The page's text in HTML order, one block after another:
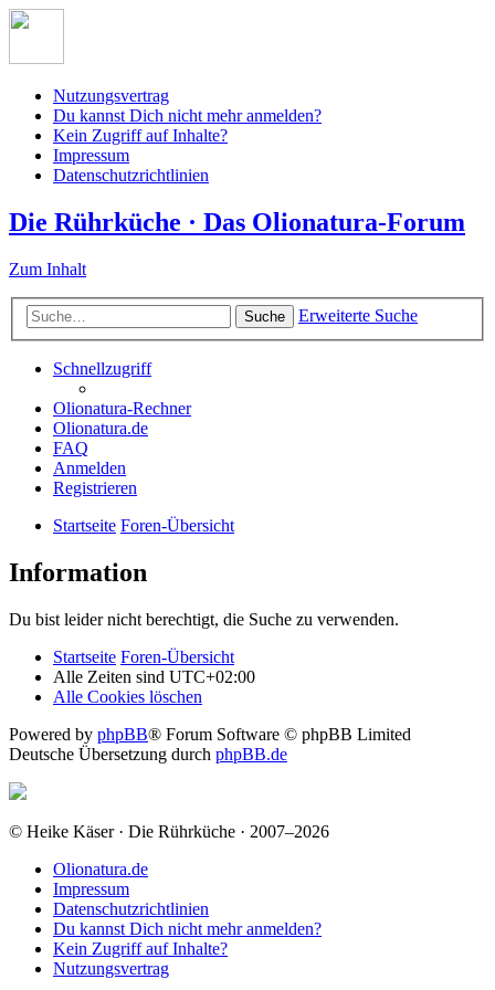
Nutzungsvertrag
Du kannst Dich nicht mehr anmelden?
Kein Zugriff auf Inhalte?
Impressum
Datenschutzrichtlinien
Die Rührküche · Das Olionatura-Forum
Zum Inhalt
Suche Erweiterte Suche
Schnellzugriff
Olionatura-Rechner
Olionatura.de
FAQ
Anmelden
Registrieren
Startseite Foren-Übersicht
Information
Du bist leider nicht berechtigt, die Suche zu verwenden.
Startseite Foren-Übersicht
Alle Zeiten sind UTC+02:00
Alle Cookies löschen
Powered by phpBB® Forum Software © phpBB Limited
Deutsche Übersetzung durch phpBB.de
© Heike Käser · Die Rührküche · 2007–2026
Olionatura.de
Impressum
Datenschutzrichtlinien
Du kannst Dich nicht mehr anmelden?
Kein Zugriff auf Inhalte?
Nutzungsvertrag